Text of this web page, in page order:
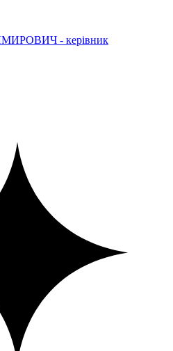
- керівник